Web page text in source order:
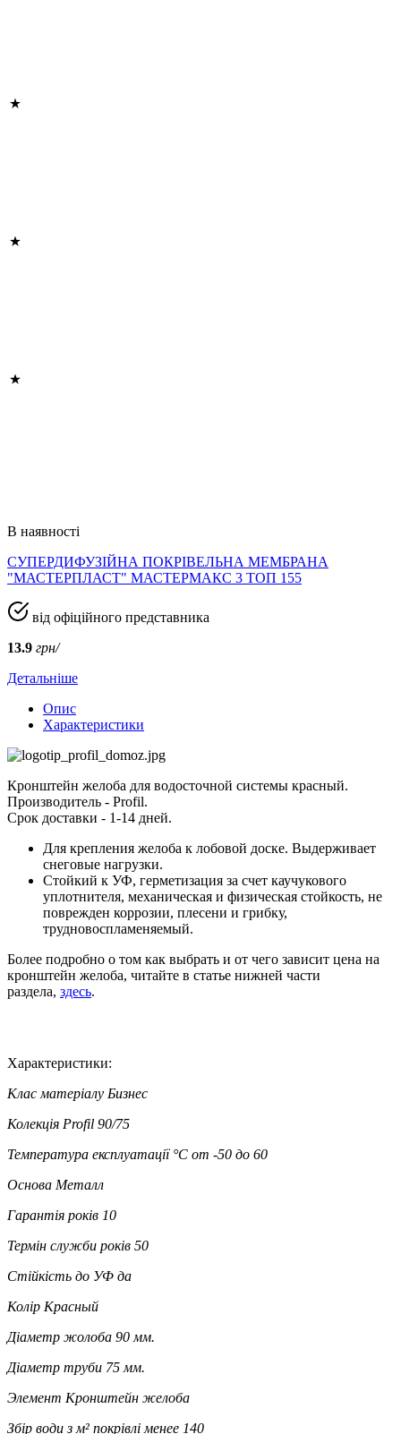
В наявності
СУПЕРДИФУЗІЙНА ПОКРІВЕЛЬНА МЕМБРАНА
"МАСТЕРПЛАСТ" МАСТЕРМАКС 3 ТОП 155
від офіційного представника
13.9 грн/
Детальніше
Опис
Характеристики
Кронштейн желоба для водосточной системы красный.
Производитель - Profil.
Срок доставки - 1-14 дней.
Для крепления желоба к лобовой доске. Выдерживает
снеговые нагрузки.
Стойкий к УФ, герметизация за счет каучукового
уплотнителя, механическая и физическая стойкость, не
поврежден коррозии, плесени и грибку,
трудновоспламеняемый.
Более подробно о том как выбрать и от чего зависит цена на
кронштейн желоба, читайте в статье нижней части
раздела, здесь.
Характеристики:
Клас матеріалу Бизнес
Колекція Profil 90/75
Температура експлуатації °C от -50 до 60
Основа Металл
Гарантія років 10
Термін служби років 50
Стійкість до УФ да
Колір Красный
Діаметр жолоба 90 мм.
Діаметр труби 75 мм.
Элемент Кронштейн желоба
Збір води з м² покрівлі менее 140